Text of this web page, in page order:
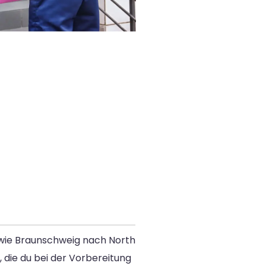
Braunschweig nach North
die du bei der Vorbereitung